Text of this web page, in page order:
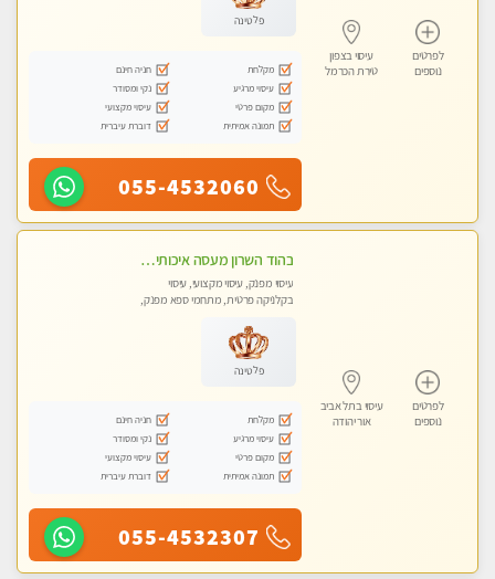
לפרטים
נוספים
עיסוי בצפון
טירת הכרמל
פלטינה
מקלחת
חניה חינם
עיסוי מרגיע
נקי ומסודר
מקום פרטי
עיסוי מקצועי
תמונה אמיתית
דוברת עיברית
055-4532060
לפרטים
נוספים
עיסוי בתל אביב
אור יהודה
בהוד השרון מעסה איכותית מקצועית ומפנקת חדשה מעסה צעירה ואלופה לעיסוי מפנק מומלץ מאוד ....פרטי!!
עיסוי מפנק, עיסוי מקצועי, עיסוי
בקלניקה פרטית, מתחמי ספא מפנק,
פלטינה
מקלחת
חניה חינם
עיסוי מרגיע
נקי ומסודר
מקום פרטי
עיסוי מקצועי
תמונה אמיתית
דוברת עיברית
055-4532307